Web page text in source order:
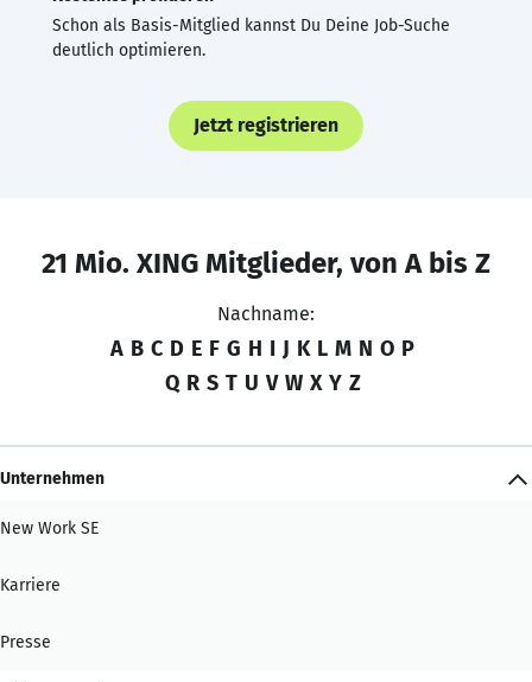
Schon als Basis-Mitglied kannst Du Deine Job-Suche
deutlich optimieren.
Jetzt registrieren
21 Mio. XING Mitglieder, von A bis Z
Nachname:
A B C D E F G H I J K L M N O P
Q R S T U V W X Y Z
Unternehmen
New Work SE
Karriere
Presse